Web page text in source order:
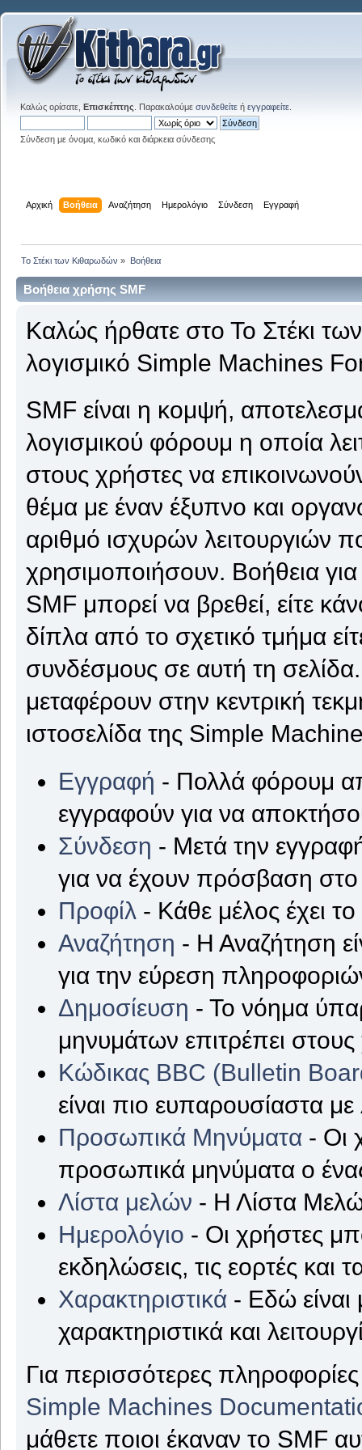
Καλώς ορίσατε, Επισκέπτης . Παρακαλούμε συνδεθείτε ή εγγραφείτε
Σύνδεση με όνομα, κωδικό και διάρκεια σύνδεσης
Αρχική Βοήθεια Αναζήτηση Ημερολόγιο Σύνδεση Εγγραφή
Το Στέκι των Κιθαρωδών » Βοήθεια
Βοήθεια χρήσης SMF
Καλώς ήρθατε στο Το Στέκι
λογισμικό Simple Machines
SMF είναι η κομψή,
λογισμικού φόρουμ η οποία
στους χρήστες να
θέμα με έναν έξυπνο και
αριθμό ισχυρών λειτουργιών
χρησιμοποιήσουν. Βοήθεια
SMF μπορεί να βρεθεί, είτε
δίπλα από το σχετικό τμήμα
συνδέσμους σε αυτή τη
μεταφέρουν στην κεντρική
ιστοσελίδα της Simple
Εγγραφή - Πολλά φόρουμ
εγγραφούν για να
Σύνδεση - Μετά την
για να έχουν πρόσβαση
Προφίλ - Κάθε μέλος έχει
Αναζήτηση - Η Αναζήτηση
για την εύρεση
Δημοσίευση - Το νόημα
μηνυμάτων επιτρέπει
Κώδικας BBC (Bulletin
είναι πιο ευπαρουσίαστα
Προσωπικά Μηνύματα - Οι
προσωπικά μηνύματα ο
Λίστα μελών - Η Λίστα
Ημερολόγιο - Οι χρήστες
εκδηλώσεις, τις εορτές και
Χαρακτηριστικά - Εδώ είναι
χαρακτηριστικά και
Για περισσότερες
Simple Machines
μάθετε ποιοι έκαναν το SMF